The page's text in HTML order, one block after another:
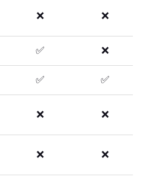
❌ ❌
✅ ❌
✅ ✅
❌ ❌
❌ ❌